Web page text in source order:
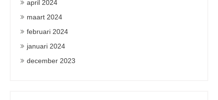
april 2024
maart 2024
februari 2024
januari 2024
december 2023